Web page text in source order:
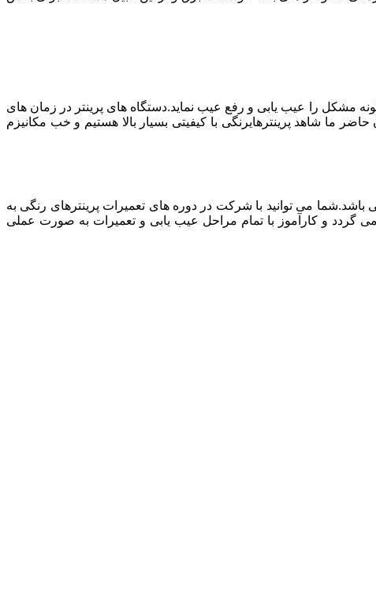
مشکل را عیب یابی و رفع عیب نماید.دستگاه های پرینتر در زمان های
ما شاهد پرینترهایرنگی با کیفیتی بسیار بالا هستیم و خب مکانیزم
می توانید با شرکت در دوره های تعمیرات پرینترهای رنگی به
گردد و کارآموز با تمام مراحل عیب یابی و تعمیرات به صورت عملی